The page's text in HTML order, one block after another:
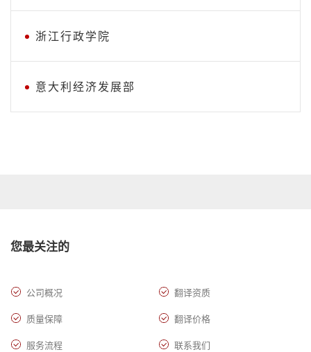
浙江行政学院
意大利经济发展部
您最关注的
公司概况 翻译资质
质量保障 翻译价格
服务流程 联系我们